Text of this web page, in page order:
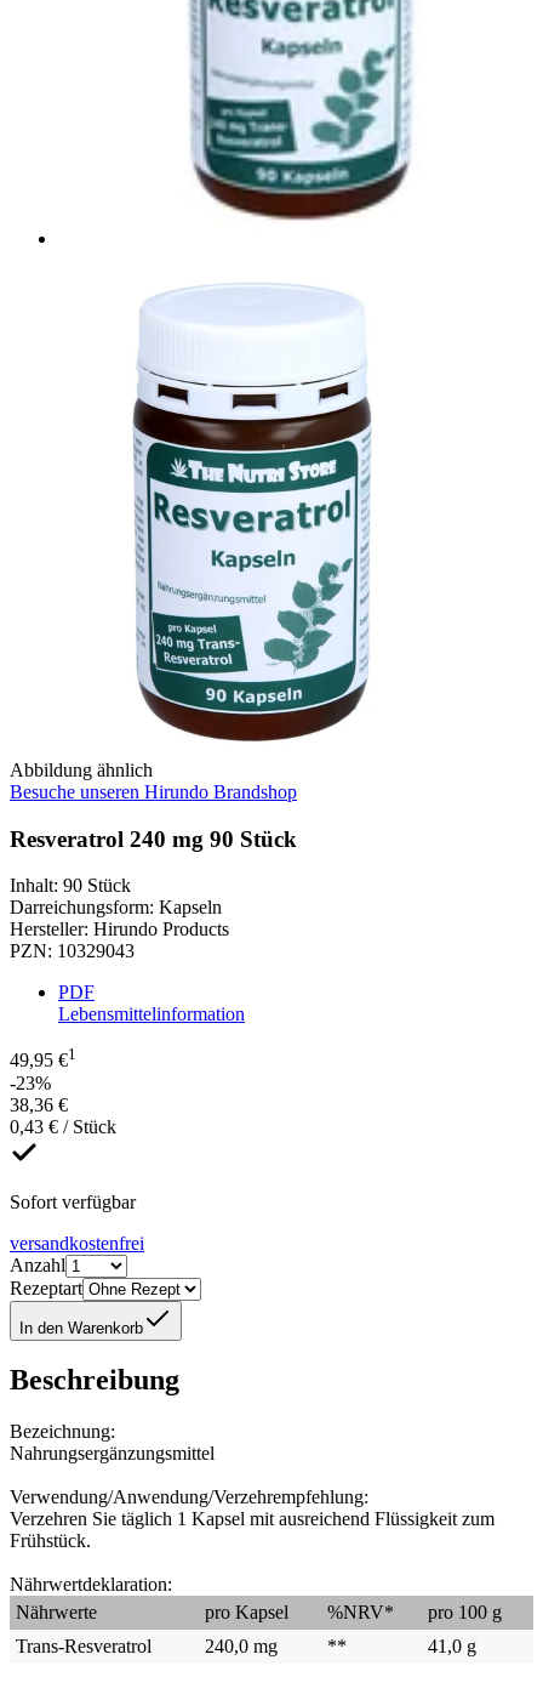
Abbildung ähnlich
Besuche unseren Hirundo Brandshop
Resveratrol 240 mg 90 Stück
Inhalt: 90 Stück
Darreichungsform: Kapseln
Hersteller: Hirundo Products
PZN: 10329043
PDF
Lebensmittelinformation
49,95 €1
-23%
38,36 €
0,43 € / Stück
Sofort verfügbar
versandkostenfrei
Anzahl
Rezeptart
In den Warenkorb
Beschreibung
Bezeichnung:
Nahrungsergänzungsmittel
Verwendung/Anwendung/Verzehrempfehlung:
Verzehren Sie täglich 1 Kapsel mit ausreichend Flüssigkeit zum
Frühstück.
Nährwertdeklaration:
Nährwerte
pro Kapsel %NRV*
pro 100 g
Trans-Resveratrol
240,0 mg ** 41,0 g